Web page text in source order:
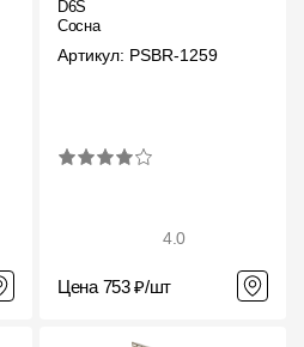
D6S
Сосна
Артикул: PSBR-1259
4.0
Цена 753 ₽/шт